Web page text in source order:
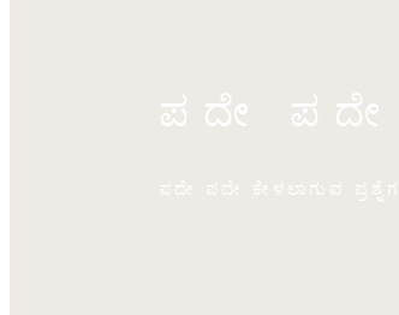
ಪದೇ ಪದೇ
ಪದೇ ಪದೇ ಕೇಳಲಾಗುವ